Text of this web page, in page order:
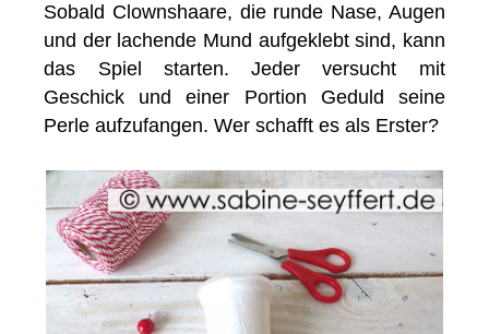
Sobald Clownshaare, die runde Nase, Augen
und der lachende Mund aufgeklebt sind, kann
das Spiel starten. Jeder versucht mit
Geschick und einer Portion Geduld seine
Perle aufzufangen. Wer schafft es als Erster?